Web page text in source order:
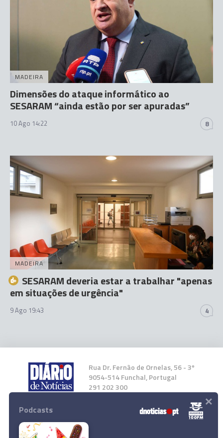
MADEIRA
Dimensões do ataque informático ao
SESARAM “ainda estão por ser apuradas”
10 Ago 14:22 8
MADEIRA
SESARAM deveria estar a trabalhar "apenas
em situações de urgência"
9 Ago 19:43 4
Rua Dr. Fernão de Ornelas, 56 - 3º
9054-514 Funchal, Portugal
291 202 300
Instale a nossa App
Podcasts ×